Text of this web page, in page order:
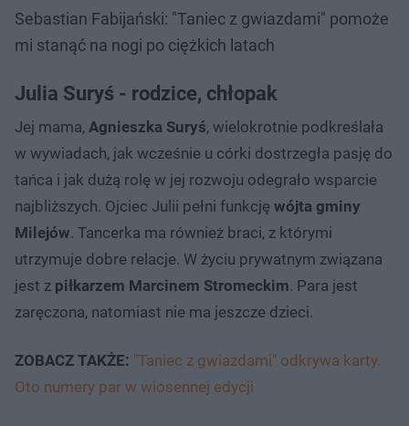
Sebastian Fabijański: "Taniec z gwiazdami" pomoże
mi stanąć na nogi po ciężkich latach
Julia Suryś - rodzice, chłopak
Jej mama, Agnieszka Suryś, wielokrotnie podkreślała
w wywiadach, jak wcześnie u córki dostrzegła pasję do
tańca i jak dużą rolę w jej rozwoju odegrało wsparcie
najbliższych. Ojciec Julii pełni funkcję wójta gminy
Milejów. Tancerka ma również braci, z którymi
utrzymuje dobre relacje. W życiu prywatnym związana
jest z piłkarzem Marcinem Stromeckim. Para jest
zaręczona, natomiast nie ma jeszcze dzieci.
ZOBACZ TAKŻE: "Taniec z gwiazdami" odkrywa karty.
Oto numery par w wiosennej edycji